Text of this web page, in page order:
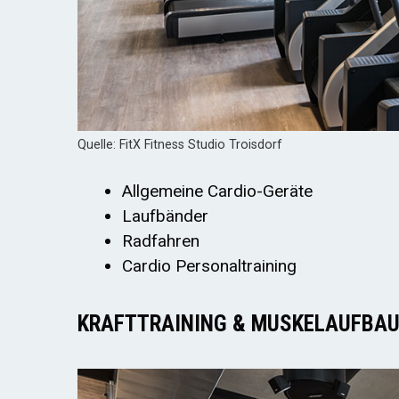
Quelle: FitX Fitness Studio Troisdorf
Allgemeine Cardio-Geräte
Laufbänder
Radfahren
Cardio Personaltraining
KRAFTTRAINING & MUSKELAUFBAU